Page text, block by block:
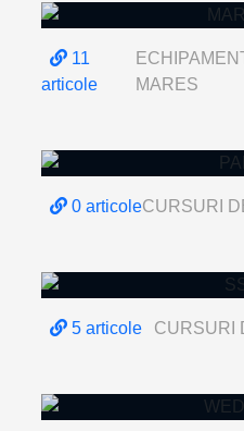
11
articole
MARES
0 articoleCURSURI
5 articole CURSURI